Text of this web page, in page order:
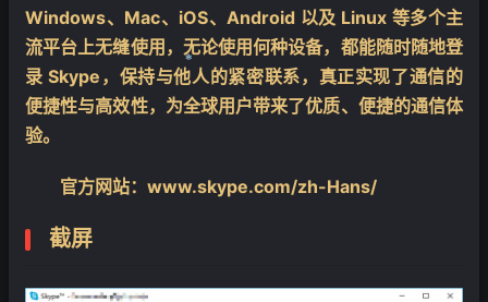
Windows、Mac、iOS、Android 以及 Linux 等多个主
流平台上无缝使用，无论使用何种设备，都能随时随地登
录 Skype，保持与他人的紧密联系，真正实现了通信的
便捷性与高效性，为全球用户带来了优质、便捷的通信体
验。
官方网站：www.skype.com/zh-Hans/
截屏
❄